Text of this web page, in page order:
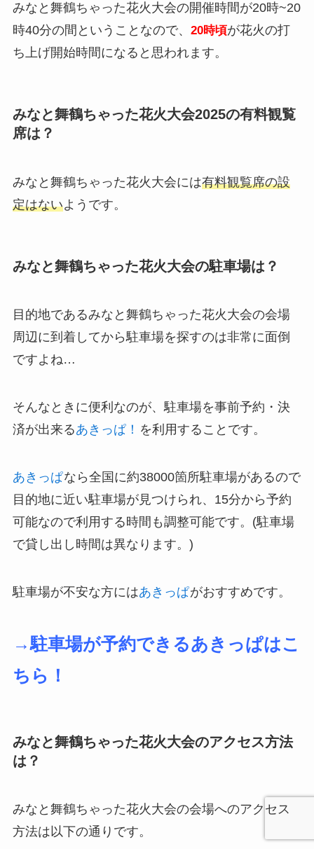
みなと舞鶴ちゃった花火大会の開催時間が20時~20
時40分の間ということなので、 20時頃が花火の打
ち上げ開始時間になると思われます。
みなと舞鶴ちゃった花火大会2025の有料観覧
席は？
みなと舞鶴ちゃった花火大会には有料観覧席の設
定はないようです。
みなと舞鶴ちゃった花火大会の駐車場は？
目的地であるみなと舞鶴ちゃった花火大会の会場
周辺に到着してから駐車場を探すのは非常に面倒
ですよね…
そんなときに便利なのが、駐車場を事前予約・決
済が出来るあきっぱ！ を利用することです。
あきっぱなら全国に約38000箇所駐車場があるので
目的地に近い駐車場が見つけられ、15分から予約
可能なので利用する時間も調整可能です。(駐車場
で貸し出し時間は異なります。)
駐車場が不安な方にはあきっぱがおすすめです。
→駐車場が予約できるあきっぱはこ
ちら！
みなと舞鶴ちゃった花火大会のアクセス方法
は？
みなと舞鶴ちゃった花火大会の会場へのアクセス
方法は以下の通りです。